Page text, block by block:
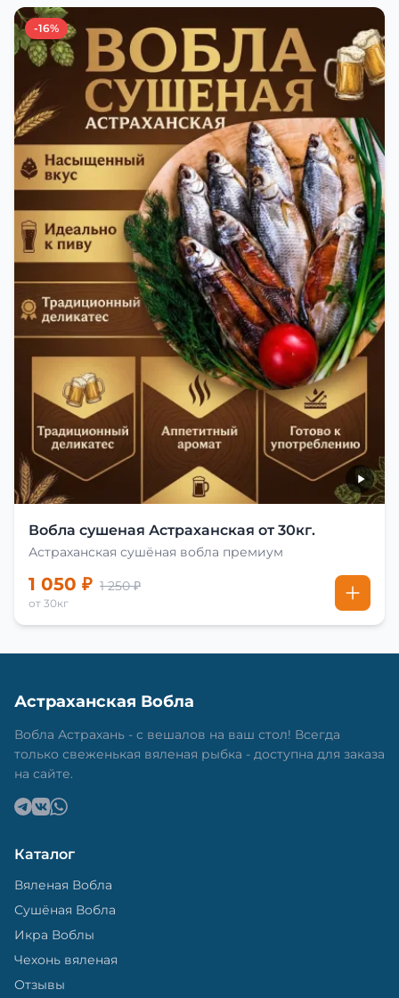
-16%
Вобла сушеная Астраханская от 30кг.
Астраханская сушёная вобла премиум
1 050 ₽ 1 250 ₽
от 30кг
Астраханская Вобла
Вобла Астрахань - с вешалов на ваш стол! Всегда
только свеженькая вяленая рыбка - доступна для заказа
на сайте.
Каталог
Вяленая Вобла
Сушёная Вобла
Икра Воблы
Чехонь вяленая
Отзывы